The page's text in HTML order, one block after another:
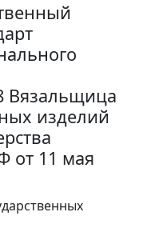
Вязальщица
изделий
от 11 мая